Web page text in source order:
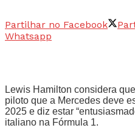
Partilhar no Facebook
Whatsapp
Lewis Hamilton considera
piloto que a Mercedes deve
2025 e diz estar
italiano na Fórmula 1.